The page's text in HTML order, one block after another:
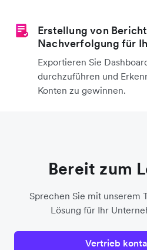
Erstellung von
Nachverfolgung für
Exportieren Sie
durchzuführen und
Konten zu gewinnen.
Bereit zum
Sprechen Sie mit unserem
Lösung für Ihr
Vertrieb